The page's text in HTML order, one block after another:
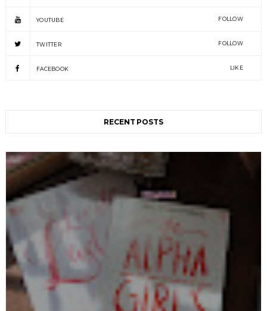
YOUTUBE FOLLOW
TWITTER FOLLOW
FACEBOOK LIKE
RECENT POSTS